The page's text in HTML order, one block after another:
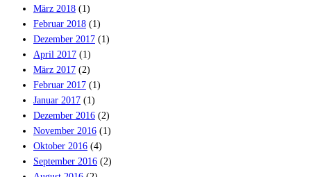
März 2018 (1)
Februar 2018 (1)
Dezember 2017 (1)
April 2017 (1)
März 2017 (2)
Februar 2017 (1)
Januar 2017 (1)
Dezember 2016 (2)
November 2016 (1)
Oktober 2016 (4)
September 2016 (2)